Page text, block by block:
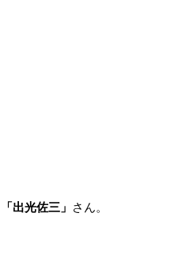
「出光佐三」 さん。